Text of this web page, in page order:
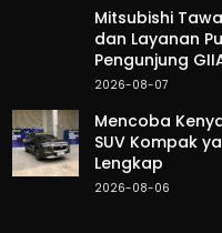
Mitsubishi
dan Layanan
Pengunjung
2026-08-07
Mencoba
SUV Kompak
Lengkap
2026-08-06